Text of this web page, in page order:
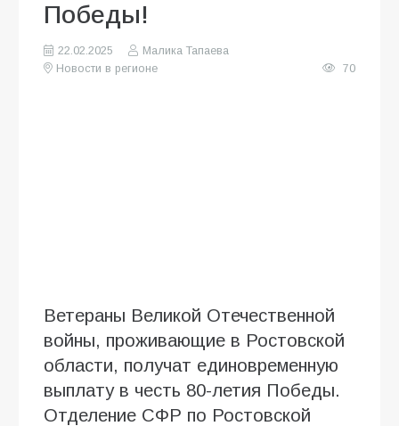
Победы!
22.02.2025
Малика Тапаева
Новости в регионе
70
Ветераны Великой Отечественной
войны, проживающие в Ростовской
области, получат единовременную
выплату в честь 80-летия Победы.
Отделение СФР по Ростовской